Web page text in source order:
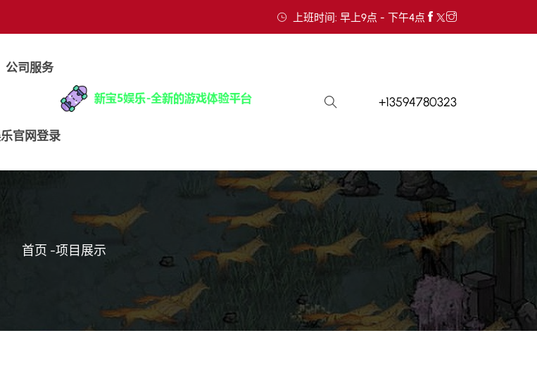
上班时间: 早上9点 - 下午4点
公司服务
官网登录
+13594780323
首页 -项目展示